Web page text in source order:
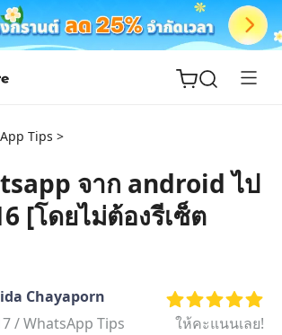
New
Tips >
จาก android ไป
[โดยไม่ต้องรีเซ็ต
Chayaporn
/WhatsApp Tips ให้คะแนนเลย!